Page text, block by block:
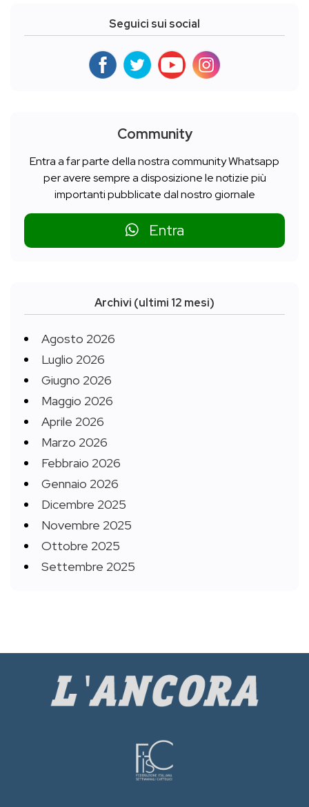
Seguici sui social
Community
Entra a far parte della nostra community Whatsapp
per avere sempre a disposizione le notizie più
importanti pubblicate dal nostro giornale
Entra
Archivi (ultimi 12 mesi)
Agosto 2026
Luglio 2026
Giugno 2026
Maggio 2026
Aprile 2026
Marzo 2026
Febbraio 2026
Gennaio 2026
Dicembre 2025
Novembre 2025
Ottobre 2025
Settembre 2025